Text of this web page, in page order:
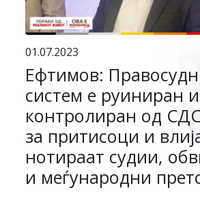
01.07.2023
Ефтимов:
систем е руиниран и
контролиран од
за притисоци и
нотираат судии,
и меѓународни